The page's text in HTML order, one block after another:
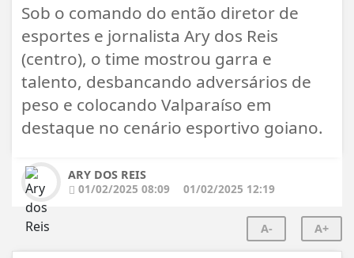
Sob o comando do então diretor de
esportes e jornalista Ary dos Reis
(centro), o time mostrou garra e
talento, desbancando adversários de
peso e colocando Valparaíso em
destaque no cenário esportivo goiano.
ARY DOS REIS
01/02/2025 08:09
01/02/2025 12:19
A- A+